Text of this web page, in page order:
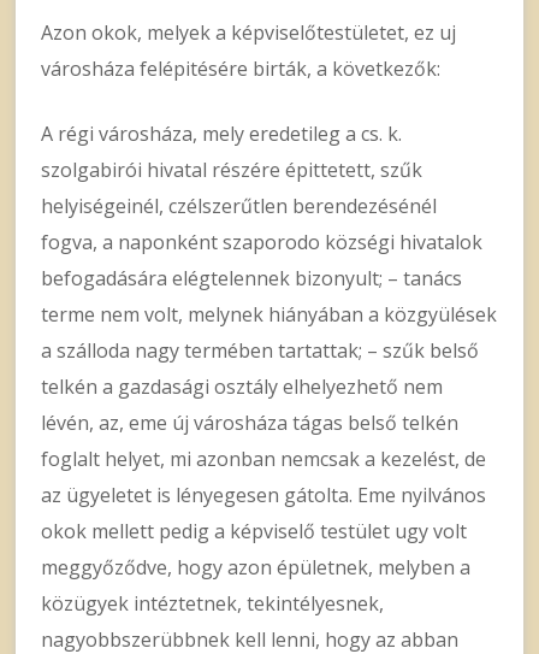
Azon okok, melyek a képviselőtestületet, ez uj
városháza felépitésére birták, a következők:
A régi városháza, mely eredetileg a cs. k.
szolgabirói hivatal részére épittetett, szűk
helyiségeinél, czélszerűtlen berendezésénél
fogva, a naponként szaporodo községi hivatalok
befogadására elégtelennek bizonyult; – tanács
terme nem volt, melynek hiányában a közgyülések
a szálloda nagy termében tartattak; – szűk belső
telkén a gazdasági osztály elhelyezhető nem
lévén, az, eme új városháza tágas belső telkén
foglalt helyet, mi azonban nemcsak a kezelést, de
az ügyeletet is lényegesen gátolta. Eme nyilvános
okok mellett pedig a képviselő testület ugy volt
meggyőződve, hogy azon épületnek, melyben a
közügyek intéztetnek, tekintélyesnek,
nagyobbszerübbnek kell lenni, hogy az abban